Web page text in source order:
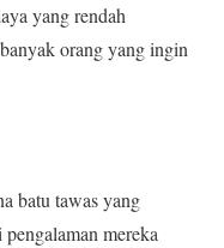
yang rendah
orang yang ingin
batu tawas yang
mereka